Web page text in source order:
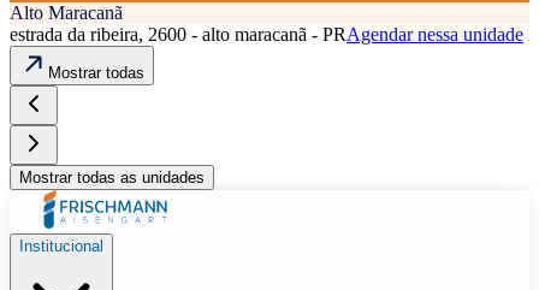
Alto Maracanã
estrada da ribeira, 2600 - alto maracanã - PRAgendar nessa unidade
Mostrar todas
Mostrar todas as unidades
Institucional